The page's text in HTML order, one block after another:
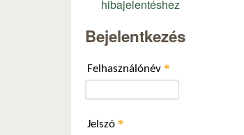
hibajelentéshez
Bejelentkezés
Felhasználónév *
Jelszó *